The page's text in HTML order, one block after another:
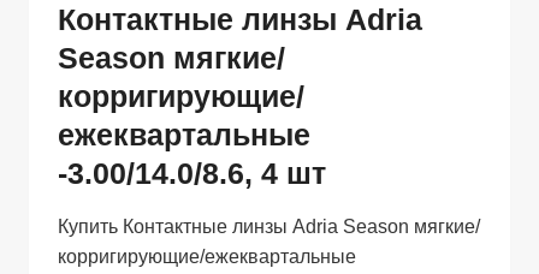
(ДИОПТРИЯ
-1,25),
6
ШТ
Контактные линзы Adria
Season мягкие/
корригирующие/
ежеквартальные
-3.00/14.0/8.6, 4 шт
Купить Контактные линзы Adria Season мягкие/
корригирующие/ежеквартальные